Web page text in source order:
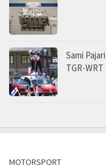
Sami
TGR-WRT
MOTORSPORT